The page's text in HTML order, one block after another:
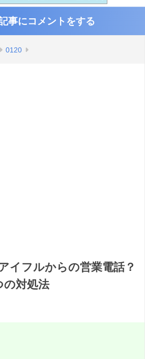
事にコメントをする
0120
イフルからの営業電話？
の対処法